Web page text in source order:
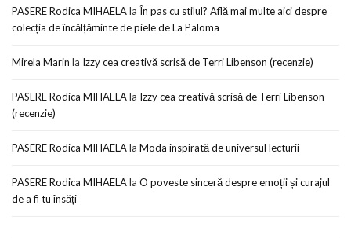
PASERE Rodica MIHAELAla În pas cu stilul? Află mai multe aici despre
colecția de încălțăminte de piele de La Paloma
Mirela Marin la Izzy cea creativă scrisă de Terri Libenson (recenzie)
PASERE Rodica MIHAELAla Izzy cea creativă scrisă de Terri Libenson
(recenzie)
PASERE Rodica MIHAELAla Moda inspirată de universul lecturii
PASERE Rodica MIHAELAla O poveste sinceră despre emoții și curajul
de a fi tu însăți